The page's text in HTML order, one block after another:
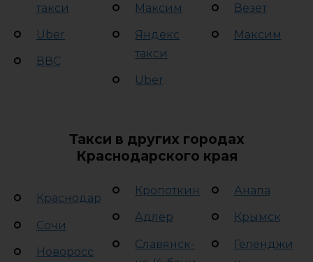
такси
Uber
ВВС
Максим
Яндекс
такси
Uber
Везет
Максим
Такси в других городах
Краснодарского края
Краснодар
Сочи
Новоросс
Кропоткин
Адлер
Славянск-
Анапа
Крымск
Геленджи